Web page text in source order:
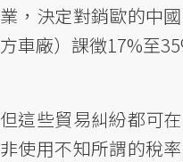
業，決定對銷歐的中
方車廠）課徵17%至
但這些貿易糾紛都可
非使用不知所謂的稅